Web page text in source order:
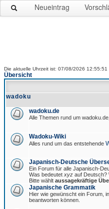
Neueintrag
Die aktuelle Uhrzeit ist: 07/08/2026 12:55:51
Übersicht
wadoku
wadoku.de
Alle Themen rund um
Wadoku-Wiki
Alles rund um das entstehende
Japanisch-Deutsche
Ein Forum für alle Japanisch-
Was bedeutet xyz auf Deutsch?
Bitte wählt aussagekräftige
Japanische Grammatik
Hier wie gewünscht ein Forum,
beantworten können.